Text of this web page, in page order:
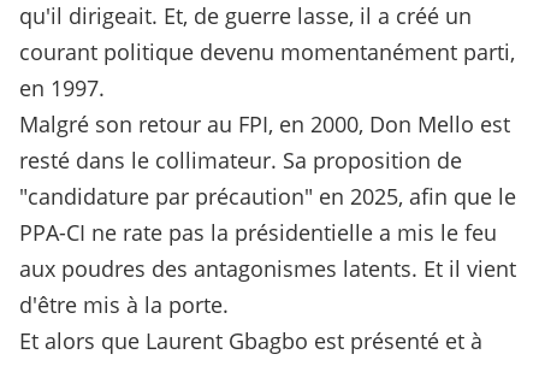
qu'il dirigeait. Et, de guerre lasse, il a créé un
courant politique devenu momentanément parti,
en 1997.
Malgré son retour au FPI, en 2000, Don Mello est
resté dans le collimateur. Sa proposition de
"candidature par précaution" en 2025, afin que le
PPA-CI ne rate pas la présidentielle a mis le feu
aux poudres des antagonismes latents. Et il vient
d'être mis à la porte.
Et alors que Laurent Gbagbo est présenté et à